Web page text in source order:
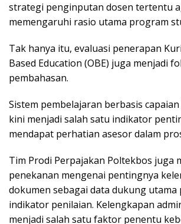
strategi penginputan dosen tertentu
memengaruhi rasio utama program
Tak hanya itu, evaluasi penerapan
Based Education (OBE) juga menjadi
pembahasan.
Sistem pembelajaran berbasis
kini menjadi salah satu indikator
mendapat perhatian asesor dalam
Tim Prodi Perpajakan Poltekbos juga
penekanan mengenai pentingnya
dokumen sebagai data dukung utama
indikator penilaian. Kelengkapan
menjadi salah satu faktor penentu